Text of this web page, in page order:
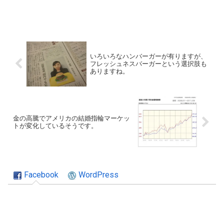
いろいろなハンバーガーが有りますが、
フレッシュネスバーガーという選択肢も
ありますね。
金の高騰でアメリカの結婚指輪マーケッ
トが変化しているそうです。
Facebook WordPress